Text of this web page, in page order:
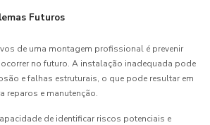
Futuros
de uma montagem profissional é prevenir
no futuro. A instalação inadequada pode
e falhas estruturais, o que pode resultar em
reparos e manutenção.
de identificar riscos potenciais e